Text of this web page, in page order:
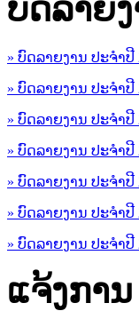
ບົດລາຍ
» ບົດລາຍງານ ປະຈຳປີ
» ບົດລາຍງານ ປະຈຳປີ
» ບົດລາຍງານ ປະຈຳປີ
» ບົດລາຍງານ ປະຈຳປີ
» ບົດລາຍງານ ປະຈຳປີ
» ບົດລາຍງານ ປະຈຳປີ
» ບົດລາຍງານ ປະຈຳປີ
ແຈ້ງການ